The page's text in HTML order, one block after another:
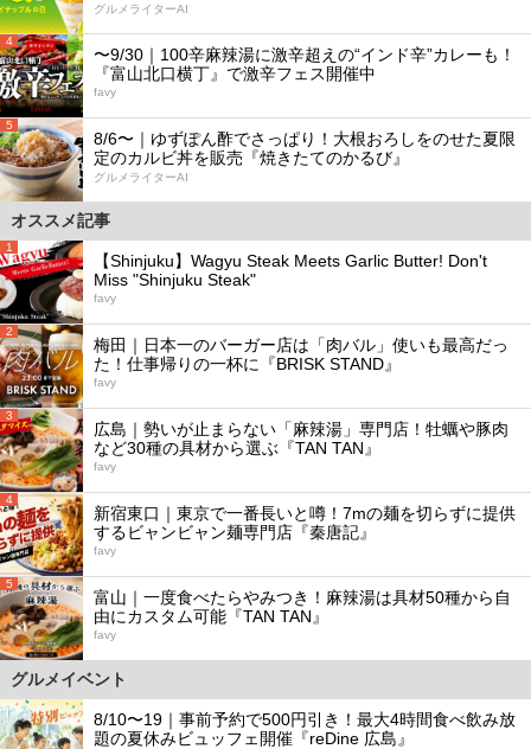
グルメライターAI
4
〜9/30｜100辛麻辣湯に激辛超えの“インド辛”カレーも！
『富山北口横丁』で激辛フェス開催中
favy
5
8/6〜｜ゆずぽん酢でさっぱり！大根おろしをのせた夏限
定のカルビ丼を販売『焼きたてのかるび』
グルメライターAI
オススメ記事
1
【Shinjuku】Wagyu Steak Meets Garlic Butter! Don't
Miss "Shinjuku Steak"
favy
2
梅田｜日本一のバーガー店は「肉バル」使いも最高だっ
た！仕事帰りの一杯に『BRISK STAND』
favy
3
広島｜勢いが止まらない「麻辣湯」専門店！牡蠣や豚肉
など30種の具材から選ぶ『TAN TAN』
favy
4
新宿東口｜東京で一番長いと噂！7mの麺を切らずに提供
するビャンビャン麺専門店『秦唐記』
favy
5
富山｜一度食べたらやみつき！麻辣湯は具材50種から自
由にカスタム可能『TAN TAN』
favy
グルメイベント
8/10〜19｜事前予約で500円引き！最大4時間食べ飲み放
題の夏休みビュッフェ開催『reDine 広島』